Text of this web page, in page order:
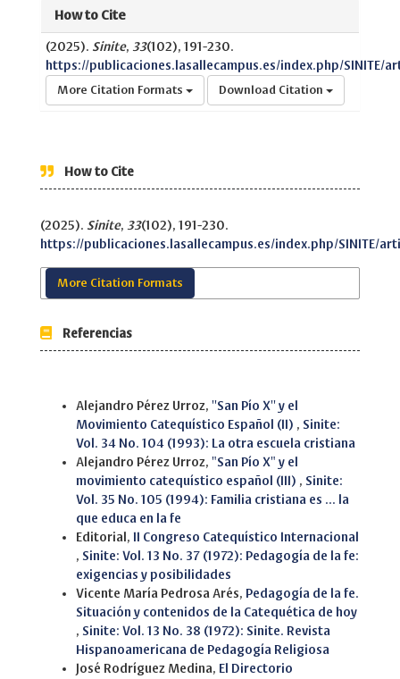
How to Cite
(2025). Sinite, 33(102), 191-230.
https://publicaciones.lasallecampus.es/index.php/SINITE/
More Citation Formats Download Citation
How to Cite
(2025). Sinite, 33(102), 191-230.
https://publicaciones.lasallecampus.es/index.php/SINITE/
More Citation Formats
Referencias
Alejandro Pérez Urroz, ''San Pío X'' y el
Movimiento Catequístico Español (II) , Sinite:
Vol. 34 No. 104 (1993): La otra escuela cristiana
Alejandro Pérez Urroz, "San Pío X" y el
movimiento catequístico español (III) , Sinite:
Vol. 35 No. 105 (1994): Familia cristiana es ... la
que educa en la fe
Editorial,
II Congreso Catequístico Internacional
, Sinite: Vol. 13 No. 37 (1972): Pedagogía de la fe:
exigencias y posibilidades
Vicente María Pedrosa Arés, Pedagogía de la fe.
Situación y contenidos de la Catequética de hoy
, Sinite: Vol. 13 No. 38 (1972): Sinite. Revista
Hispanoamericana de Pedagogía Religiosa
José Rodríguez Medina, El Directorio